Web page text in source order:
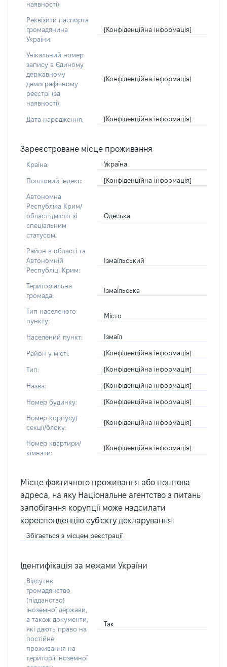
наявності):
Реквізити паспорта
громадянина
України:
[Конфіденційна інформація]
Унікальний номер
запису в Єдиному
державному
демографічному
реєстрі (за
наявності):
[Конфіденційна інформація]
Дата народження: [Конфіденційна інформація]
Зареєстроване місце проживання
Країна: Україна
Поштовий індекс: [Конфіденційна інформація]
Автономна
Республіка Крим/
область/місто зі
спеціальним
статусом:
Одеська
Район в області та
Автономній
Республіці Крим:
Ізмаїльський
Територіальна
громада:
Ізмаїльська
Тип населеного
пункту:
Місто
Населений пункт: Ізмаїл
Район у місті: [Конфіденційна інформація]
Тип: [Конфіденційна інформація]
Назва: [Конфіденційна інформація]
Номер будинку: [Конфіденційна інформація]
Номер корпусу/
секції/блоку:
[Конфіденційна інформація]
Номер квартири/
кімнати:
[Конфіденційна інформація]
Місце фактичного проживання або поштова
адреса, на яку Національне агентство з питань
запобігання корупції може надсилати
кореспонденцію суб'єкту декларування:
Збігається з місцем реєстрації
Ідентифікація за межами України
Відсутнє
громадянство
(підданство)
іноземної держави,
а також документи,
які дають право на
постійне
проживання на
території іноземної
Так